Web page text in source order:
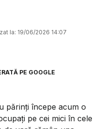
la: 19/06/2026 14:07
PE GOOGLE
părinți începe acum o
pe cei mici în cele